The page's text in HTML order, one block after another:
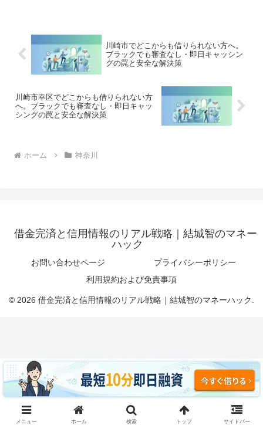
川崎市でどこからも借りられない方へ。
ブラックでも審査なし・即日キャッシン
グの罠と安全な解決策
川崎市幸区でどこからも借りられない方
へ。ブラックでも審査なし・即日キャッ
シングの罠と安全な解決策
ホーム 神奈川
借金完済と信用情報のリアル戦略｜結城智のマネー
ハック
お問い合わせページ
プライバシーポリシー
利用規約および免責事項
© 2026 借金完済と信用情報のリアル戦略｜結城智のマネーハック.
メニュー ホーム 検索 トップ サイドバー